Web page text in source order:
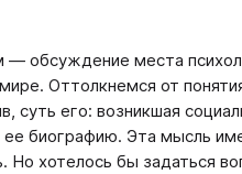
обсуждение места
Оттолкнемся от
его: возникшая
ее биографию. Эта мысль
Но хотелось бы задаться